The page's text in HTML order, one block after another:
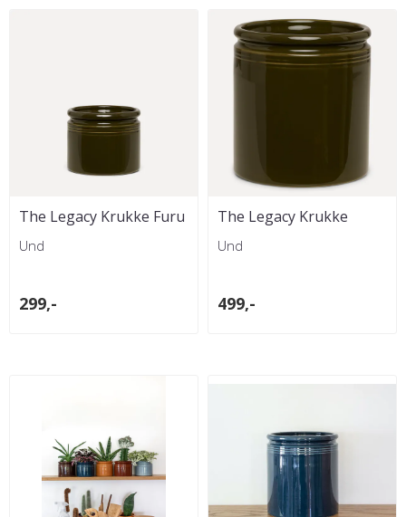
The Legacy Krukke Furu
- 10x10 cm
Und
299,-
The Legacy Krukke
Furu- 14 x16 cm
Und
499,-